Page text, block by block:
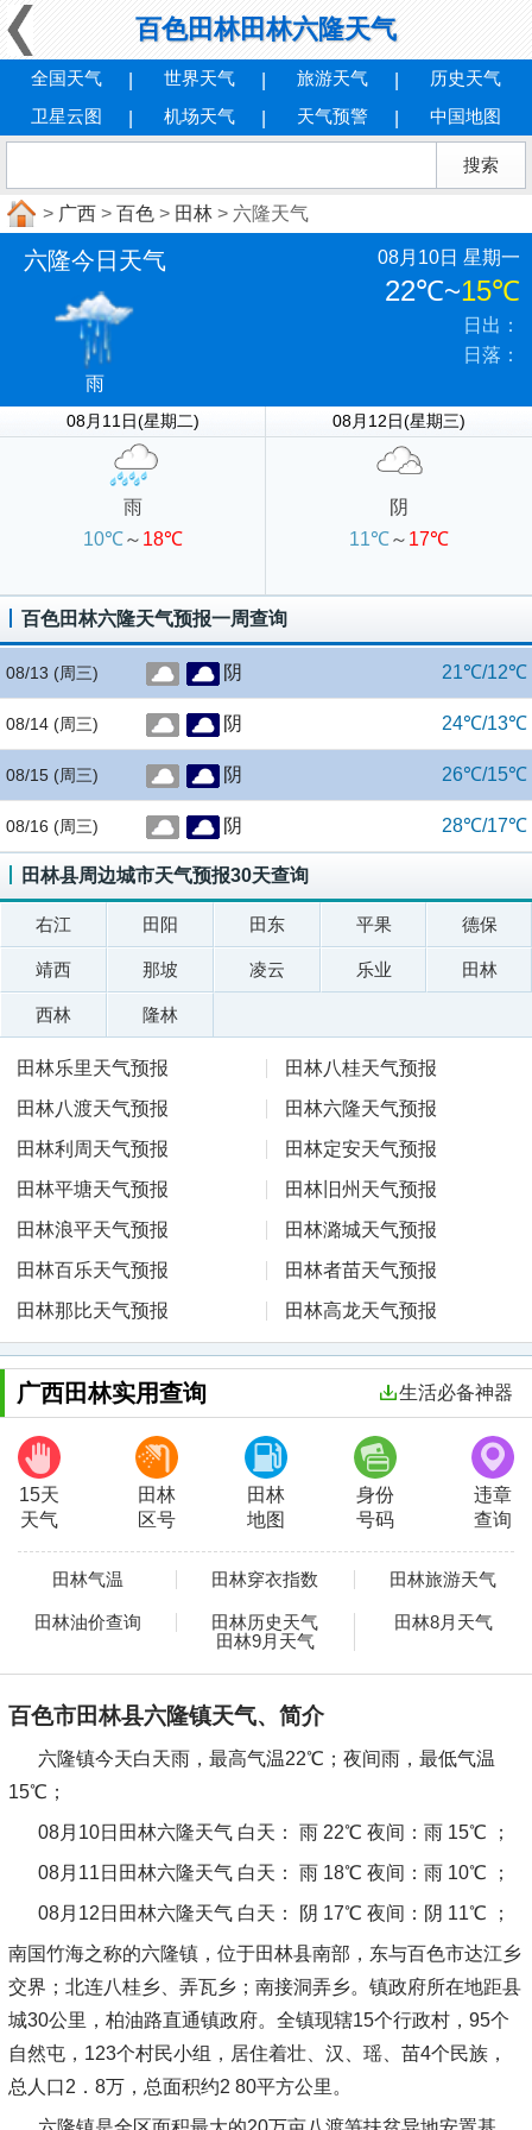
百色田林田林六隆天气
全国天气 世界天气 旅游天气
历史天气
卫星云图
机场天气 天气预警 中国地图
> 广西 > 百色 > 田林 > 六隆天气
六隆今日天气
雨
08月10日 星期一
22℃~15℃
日出：
日落：
08月11日(星期二)
雨
10℃～ 18℃
08月12日(星期三)
阴
11℃～ 17℃
百色田林六隆天气预报一周查询
08/13 (周三) 阴 21℃/12℃
08/14 (周三) 阴 24℃/13℃
08/15 (周三) 阴 26℃/15℃
08/16 (周三) 阴 28℃/17℃
田林县周边城市天气预报30天查询
右江 田阳 田东 平果 德保
靖西 那坡 凌云 乐业 田林
西林 隆林
田林乐里天气预报
田林八桂天气预报
田林八渡天气预报
田林六隆天气预报
田林利周天气预报
田林定安天气预报
田林平塘天气预报
田林旧州天气预报
田林浪平天气预报
田林潞城天气预报
田林百乐天气预报
田林者苗天气预报
田林那比天气预报
田林高龙天气预报
广西田林实用查询 生活必备神器
15天
天气
田林
区号
田林
地图
身份
号码
违章
查询
田林气温 田林穿衣指数 田林旅游天气
田林油价查询 田林历史天气
田林8月天气
田林9月天气
百色市田林县六隆镇天气、简介
六隆镇今天白天雨，最高气温22℃；夜间雨，最低气温
15℃；
08月10日田林六隆天气 白天： 雨 22℃ 夜间： 雨 15℃ ；
08月11日田林六隆天气 白天： 雨 18℃ 夜间： 雨 10℃ ；
08月12日田林六隆天气 白天： 阴 17℃ 夜间： 阴 11℃ ；
南国竹海之称的六隆镇，位于田林县南部，东与百色市达江乡
交界；北连八桂乡、弄瓦乡；南接洞弄乡。镇政府所在地距县
城30公里，柏油路直通镇政府。全镇现辖15个行政村，95个
自然屯，123个村民小组，居住着壮、汉、瑶、苗4个民族，
总人口2．8万，总面积约2 80平方公里。